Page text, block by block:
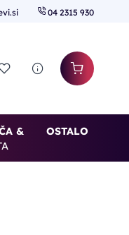
04 2315 930
Seznam želja
&
OSTALO